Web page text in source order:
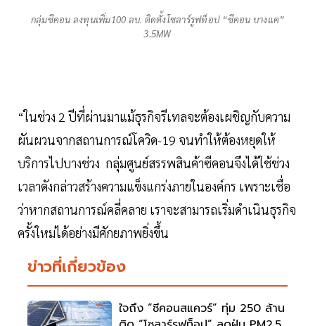
กลุ่มซีคอน ลงทุนเพิ่ม100 ลบ. ติดตั้งโซลาร์รูฟท็อป “ซีคอน บางแค”
3.5MW
“ในช่วง 2 ปีที่ผ่านมาแม้ธุรกิจรีเทลจะต้องเผชิญกับความ
ผันผวนจากสถานการณ์โควิด-19 จนทำให้ต้องหยุดให้
บริการไปบางช่วง กลุ่มศูนย์สรรพสินค้าซีคอนจึงได้ใช้ช่วง
เวลาดังกล่าวสร้างความแข็งแกร่งภายในองค์กร เพราะเชื่อ
ว่าหากสถานการณ์คลี่คลาย เราจะสามารถเริ่มดำเนินธุรกิจ
ครั้งใหม่ได้อย่างมีศักยภาพยิ่งขึ้น
ข่าวที่เกี่ยวข้อง
ใจถึง “ซีคอนสแควร์” ทุ่ม 250 ล้าน